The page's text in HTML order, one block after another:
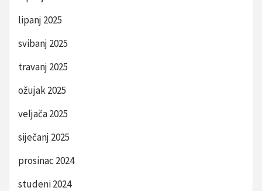
lipanj 2025
svibanj 2025
travanj 2025
ožujak 2025
veljača 2025
siječanj 2025
prosinac 2024
studeni 2024